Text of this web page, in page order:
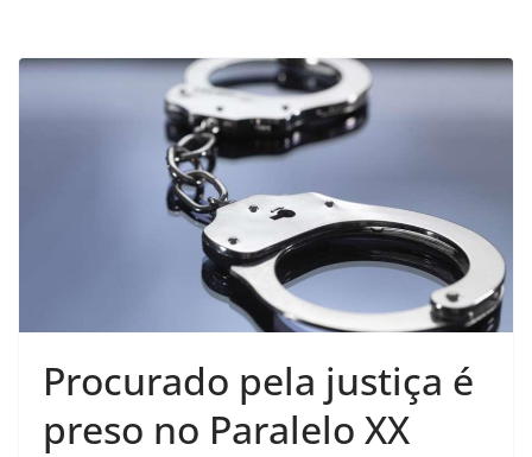
Procurado pela justiça é
preso no Paralelo XX